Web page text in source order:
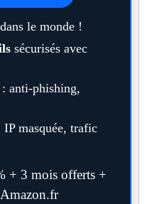
le monde !
sécurisés avec
anti-phishing,
masquée, trafic
+ 3 mois offerts +